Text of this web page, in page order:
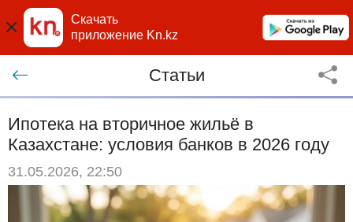
Скачать
приложение Kn.kz
Статьи
Ипотека на вторичное жильё в
Казахстане: условия банков в 2026 году
31.05.2026, 22:50